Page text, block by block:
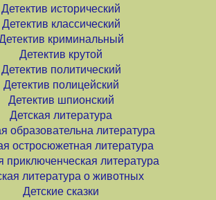
Детектив исторический
Детектив классический
криминальный
Детектив крутой
Детектив политический
Детектив полицейский
Детектив шпионский
Детская литература
образовательна литература
остросюжетная литература
приключенческая литература
литература о животных
Детские сказки